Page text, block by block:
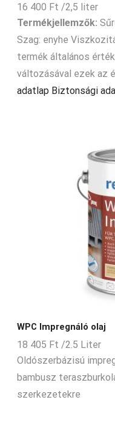
16 400 Ft /2,5 liter
Termékjellemzők:
Szag: enyhe
termék általános
változásával ezek az
adatlap Biztonsági
WPC Impregnáló olaj
18 405 Ft /2.5 Liter
Oldószerbázisú
bambusz
szerkezetekre